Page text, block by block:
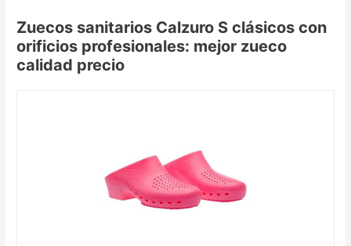
Zuecos sanitarios Calzuro S clásicos con
orificios profesionales: mejor zueco
calidad precio